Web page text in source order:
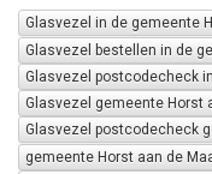
Glasvezel in de gemeente
Glasvezel bestellen in de
Glasvezel postcodecheck
Glasvezel gemeente Horst
Glasvezel postcodecheck
gemeente Horst aan de